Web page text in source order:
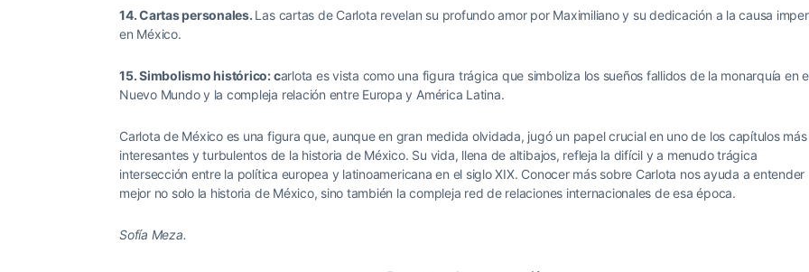
14. Cartas personales. Las cartas de Carlota revelan su profundo amor por Maximiliano y su dedicación a la causa
en México.
15. Simbolismo histórico: carlota es vista como una figura trágica que simboliza los sueños fallidos de la monarquía en
Nuevo Mundo y la compleja relación entre Europa y América Latina.
Carlota de México es una figura que, aunque en gran medida olvidada, jugó un papel crucial en uno de los capítulos más
interesantes y turbulentos de la historia de México. Su vida, llena de altibajos, refleja la difícil y a menudo trágica
intersección entre la política europea y latinoamericana en el siglo XIX. Conocer más sobre Carlota nos ayuda a entender
mejor no solo la historia de México, sino también la compleja red de relaciones internacionales de esa época.
Sofía Meza.